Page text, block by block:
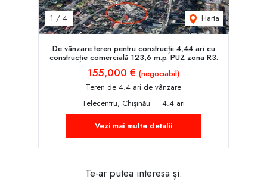
1 / 4 Harta
De vânzare teren pentru construcții 4,44 ari cu
construcție comercială 123,6 m.p. PUZ zona R3.
155,000 € (negociabil)
Teren de 4.4 ari de vânzare
Telecentru, Chișinău
4.4 ari
Vezi mai multe detalii
Te-ar putea interesa și: